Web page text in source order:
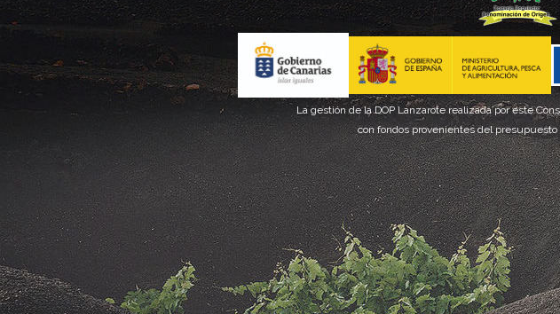
La gestión de la DOP Lanzarote realizada por este
con fondos provenientes del